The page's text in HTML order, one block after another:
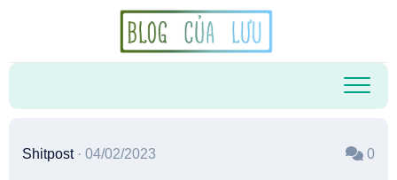
Shitpost· 04/02/2023 0